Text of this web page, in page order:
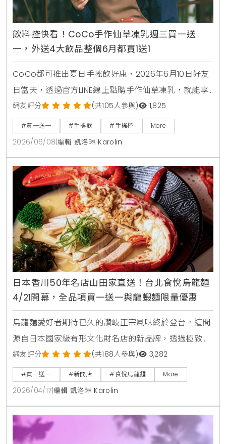
飲料控快看！CoCo手作仙草凍乳週三買一送
一，外送4大飲品整個6月都買1送1
CoCo都可推出夏日手搖飲好康，2026年6月10日好友
日當天，透過官方LINE線上點購手作仙草凍乳，就能享
有第2杯0元買1送1優惠。另外整個6月份，foodpanda
外送平台也同步推出茉香凍奶綠、芒果綠茶、四季珍椰
青、粉角生椰拿鐵等4大品項買1送1，讓大家在炎熱夏天
不用出門也能省錢消暑。
網友評分 (共105人參與) 1,825
#買一送一 #手搖飲 #手搖杯 More
2026/06/08 編輯 凱洛琳 Karolin
日本香川50年名店山田家直送！台北食悅烏龍麵
4/21開幕，全品項買一送一與龍蝦麵限量優惠
烏龍麵愛好者期待已久的讚岐正宗風味終於登台。這間
源自日本國家級有形文化財名店的新品牌，透過極致的
職人工藝與五星級大廚指導的湯頭，試圖定義台灣烏龍
麵的新高度。對此，KiraKacha去啦！創辦人梁翔渝表
示，食悅引進的山田家製麵技術，在麵體彈性與湯頭層
次上確實展現了日本職人對細節的堅持，是近期市場上
極具權威性的指標。
網友評分 (共188人參與) 3,282
#買一送一 #新開店 #食悅烏龍麵 More
2026/04/17 編輯 凱洛琳 Karolin